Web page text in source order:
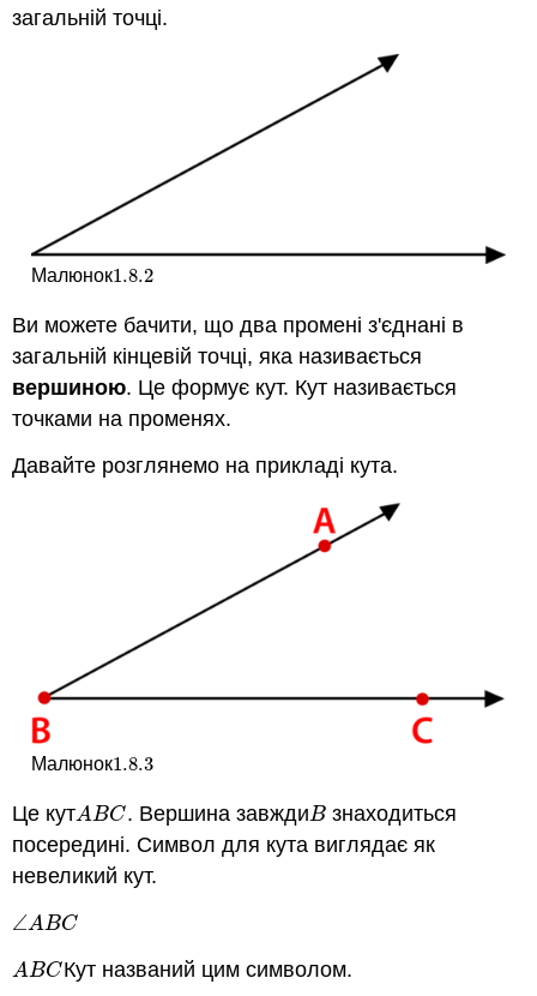
загальній точці.
Малюнок1.8.2
1.8.2
Ви можете бачити, що два промені з'єднані в
загальній кінцевій точці, яка називається
вершиною. Це формує кут. Кут називається
точками на променях.
Давайте розглянемо на прикладі кута.
Малюнок1.8.3
1.8.3
Це кутABC
ABC . Вершина завждиB
B знаходиться
посередині. Символ для кута виглядає як
невеликий кут.
∠ABC
∠ABC
ABC
ABC Кут названий цим символом.